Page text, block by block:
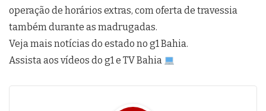
operação de horários extras, com oferta de travessia
também durante as madrugadas.
Veja mais notícias do estado no g1 Bahia.
Assista aos vídeos do g1 e TV Bahia